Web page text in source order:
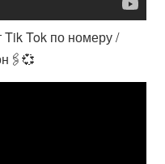
Tik Tok по номеру /